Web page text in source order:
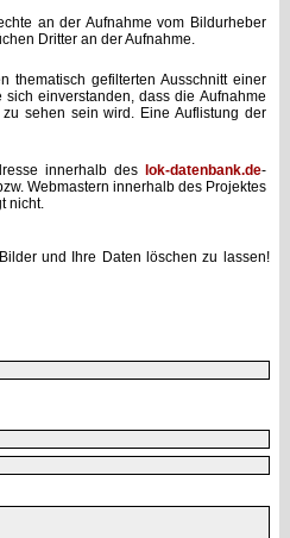
an der Aufnahme vom Bildurheber
Dritter an der Aufnahme.
thematisch gefilterten Ausschnitt einer
einverstanden, dass die Aufnahme
sehen sein wird. Eine Auflistung der
innerhalb des lok-datenbank.de-
Webmastern innerhalb des Projektes
nicht.
und Ihre Daten löschen zu lassen!